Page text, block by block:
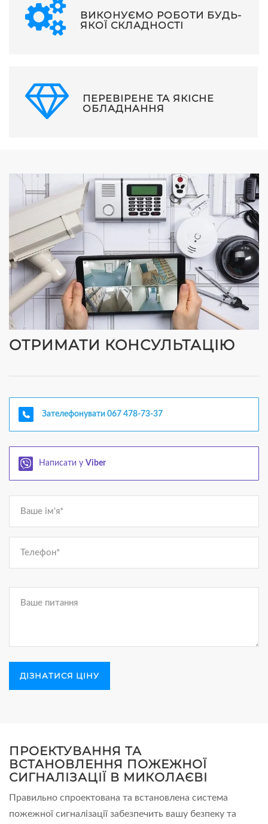
ВИКОНУЄМО РОБОТИ БУДЬ-
ЯКОЇ СКЛАДНОСТІ
ПЕРЕВІРЕНЕ ТА ЯКІСНЕ
ОБЛАДНАННЯ
ОТРИМАТИ КОНСУЛЬТАЦІЮ
Зателефонувати 067 478-73-37
Написати у Viber
ПРОЕКТУВАННЯ ТА
ВСТАНОВЛЕННЯ ПОЖЕЖНОЇ
СИГНАЛІЗАЦІЇ В МИКОЛАЄВІ
Правильно спроектована та встановлена ​​система
пожежної сигналізації забезпечить вашу безпеку та